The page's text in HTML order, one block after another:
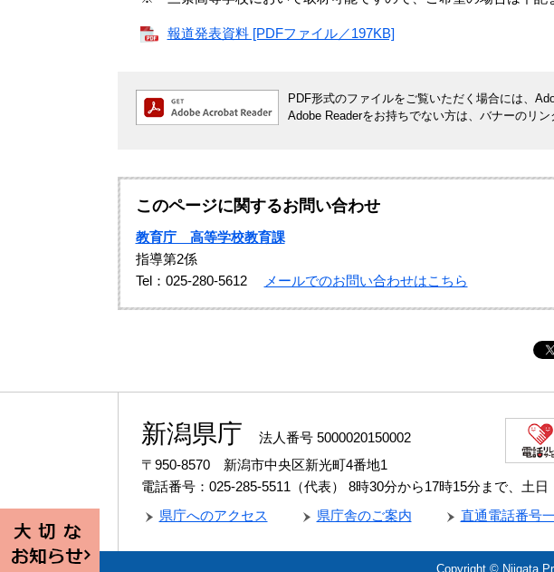
報道発表資料 [PDFファイル／197KB]
PDF形式のファイルをご覧いただく場合には、
Adobe Readerをお持ちでない方は、バナーのリ
このページに関するお問い合わせ
教育庁 高等学校教育課
指導第2係
Tel：025-280-5612
メールでのお問い合わせはこちら
新潟県庁
法人番号 5000020150002
〒950-8570 新潟市中央区新光町4番地1
電話番号：025-285-5511（代表）
8時30分から17時15分まで、土日
県庁へのアクセス 県庁舎のご案内 直通電話番号
Copyright © Niigata